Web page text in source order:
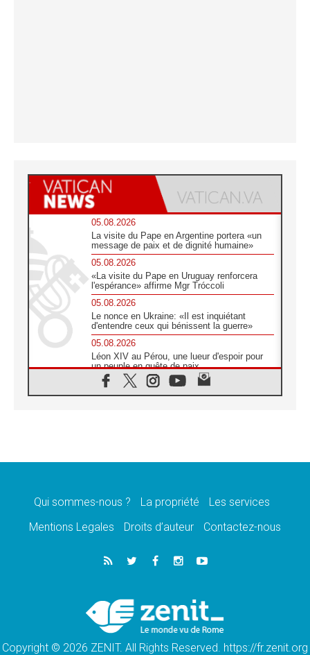
05.08.2026
La visite du Pape en Argentine portera «un
message de paix et de dignité humaine»
05.08.2026
«La visite du Pape en Uruguay renforcera
l'espérance» affirme Mgr Tróccoli
05.08.2026
Le nonce en Ukraine: «Il est inquiétant
d'entendre ceux qui bénissent la guerre»
05.08.2026
Léon XIV au Pérou, une lueur d'espoir pour
un peuple en quête de paix
05.08.2026
SCEAM: L'Église en Afrique vers
en Argentine et au Pérou
Audience générale: la prière est un acte
04.08.2026
Léon XIV invite les Chevaliers de Colomb à
Au Nigéria, attaques d'église, meurtre et
enlèvements de religieux suscitent l'émotion
Qui sommes-nous ? La propriété
Les services
Mentions Legales
Droits d’auteur Contactez-nous
Copyright © 2026 ZENIT. All Rights Reserved. https://fr.zenit.org